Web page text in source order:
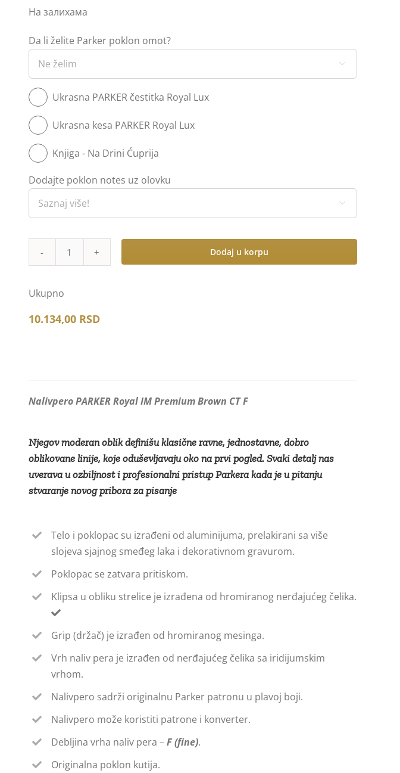
На залихама
Da li želite Parker poklon omot?

Ukrasna PARKER čestitka Royal Lux
Ukrasna kesa PARKER Royal Lux
Knjiga - Na Drini Ćuprija
Dodajte poklon notes uz olovku

Nalivpero
Premium
Dodaj u korpu
Ukupno
10.134,00 RSD
Nalivpero PARKER Royal IM Premium Brown CT F
Njegov moderan oblik definišu klasične ravne, jednostavne, dobro
oblikovane linije, koje oduševljavaju oko na prvi pogled. Svaki detalj nas
uverava u ozbiljnost i profesionalni pristup Parkera kada je u pitanju
stvaranje novog pribora za pisanje
Telo i poklopac su izrađeni od aluminijuma, prelakirani sa više
slojeva sjajnog smeđeg laka i dekorativnom gravurom.
Poklopac se zatvara pritiskom.
Klipsa u obliku strelice je izrađena od hromiranog nerđajućeg čelika.
Grip (držač) je izrađen od hromiranog mesinga.
Vrh naliv pera je izrađen od nerđajućeg čelika sa iridijumskim
vrhom.
Nalivpero sadrži originalnu Parker patronu u plavoj boji.
Nalivpero može koristiti patrone i konverter.
Debljina vrha naliv pera –F(fine).
Originalna poklon kutija.